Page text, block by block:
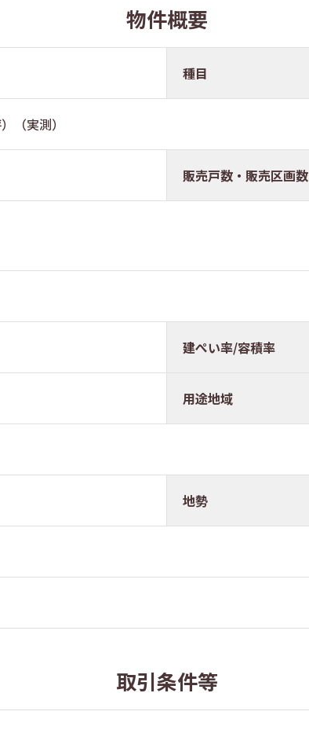
物件概要
種目
（実測）
販売戸数・販売区画数
建ぺい率/容積率
用途地域
地勢
取引条件等